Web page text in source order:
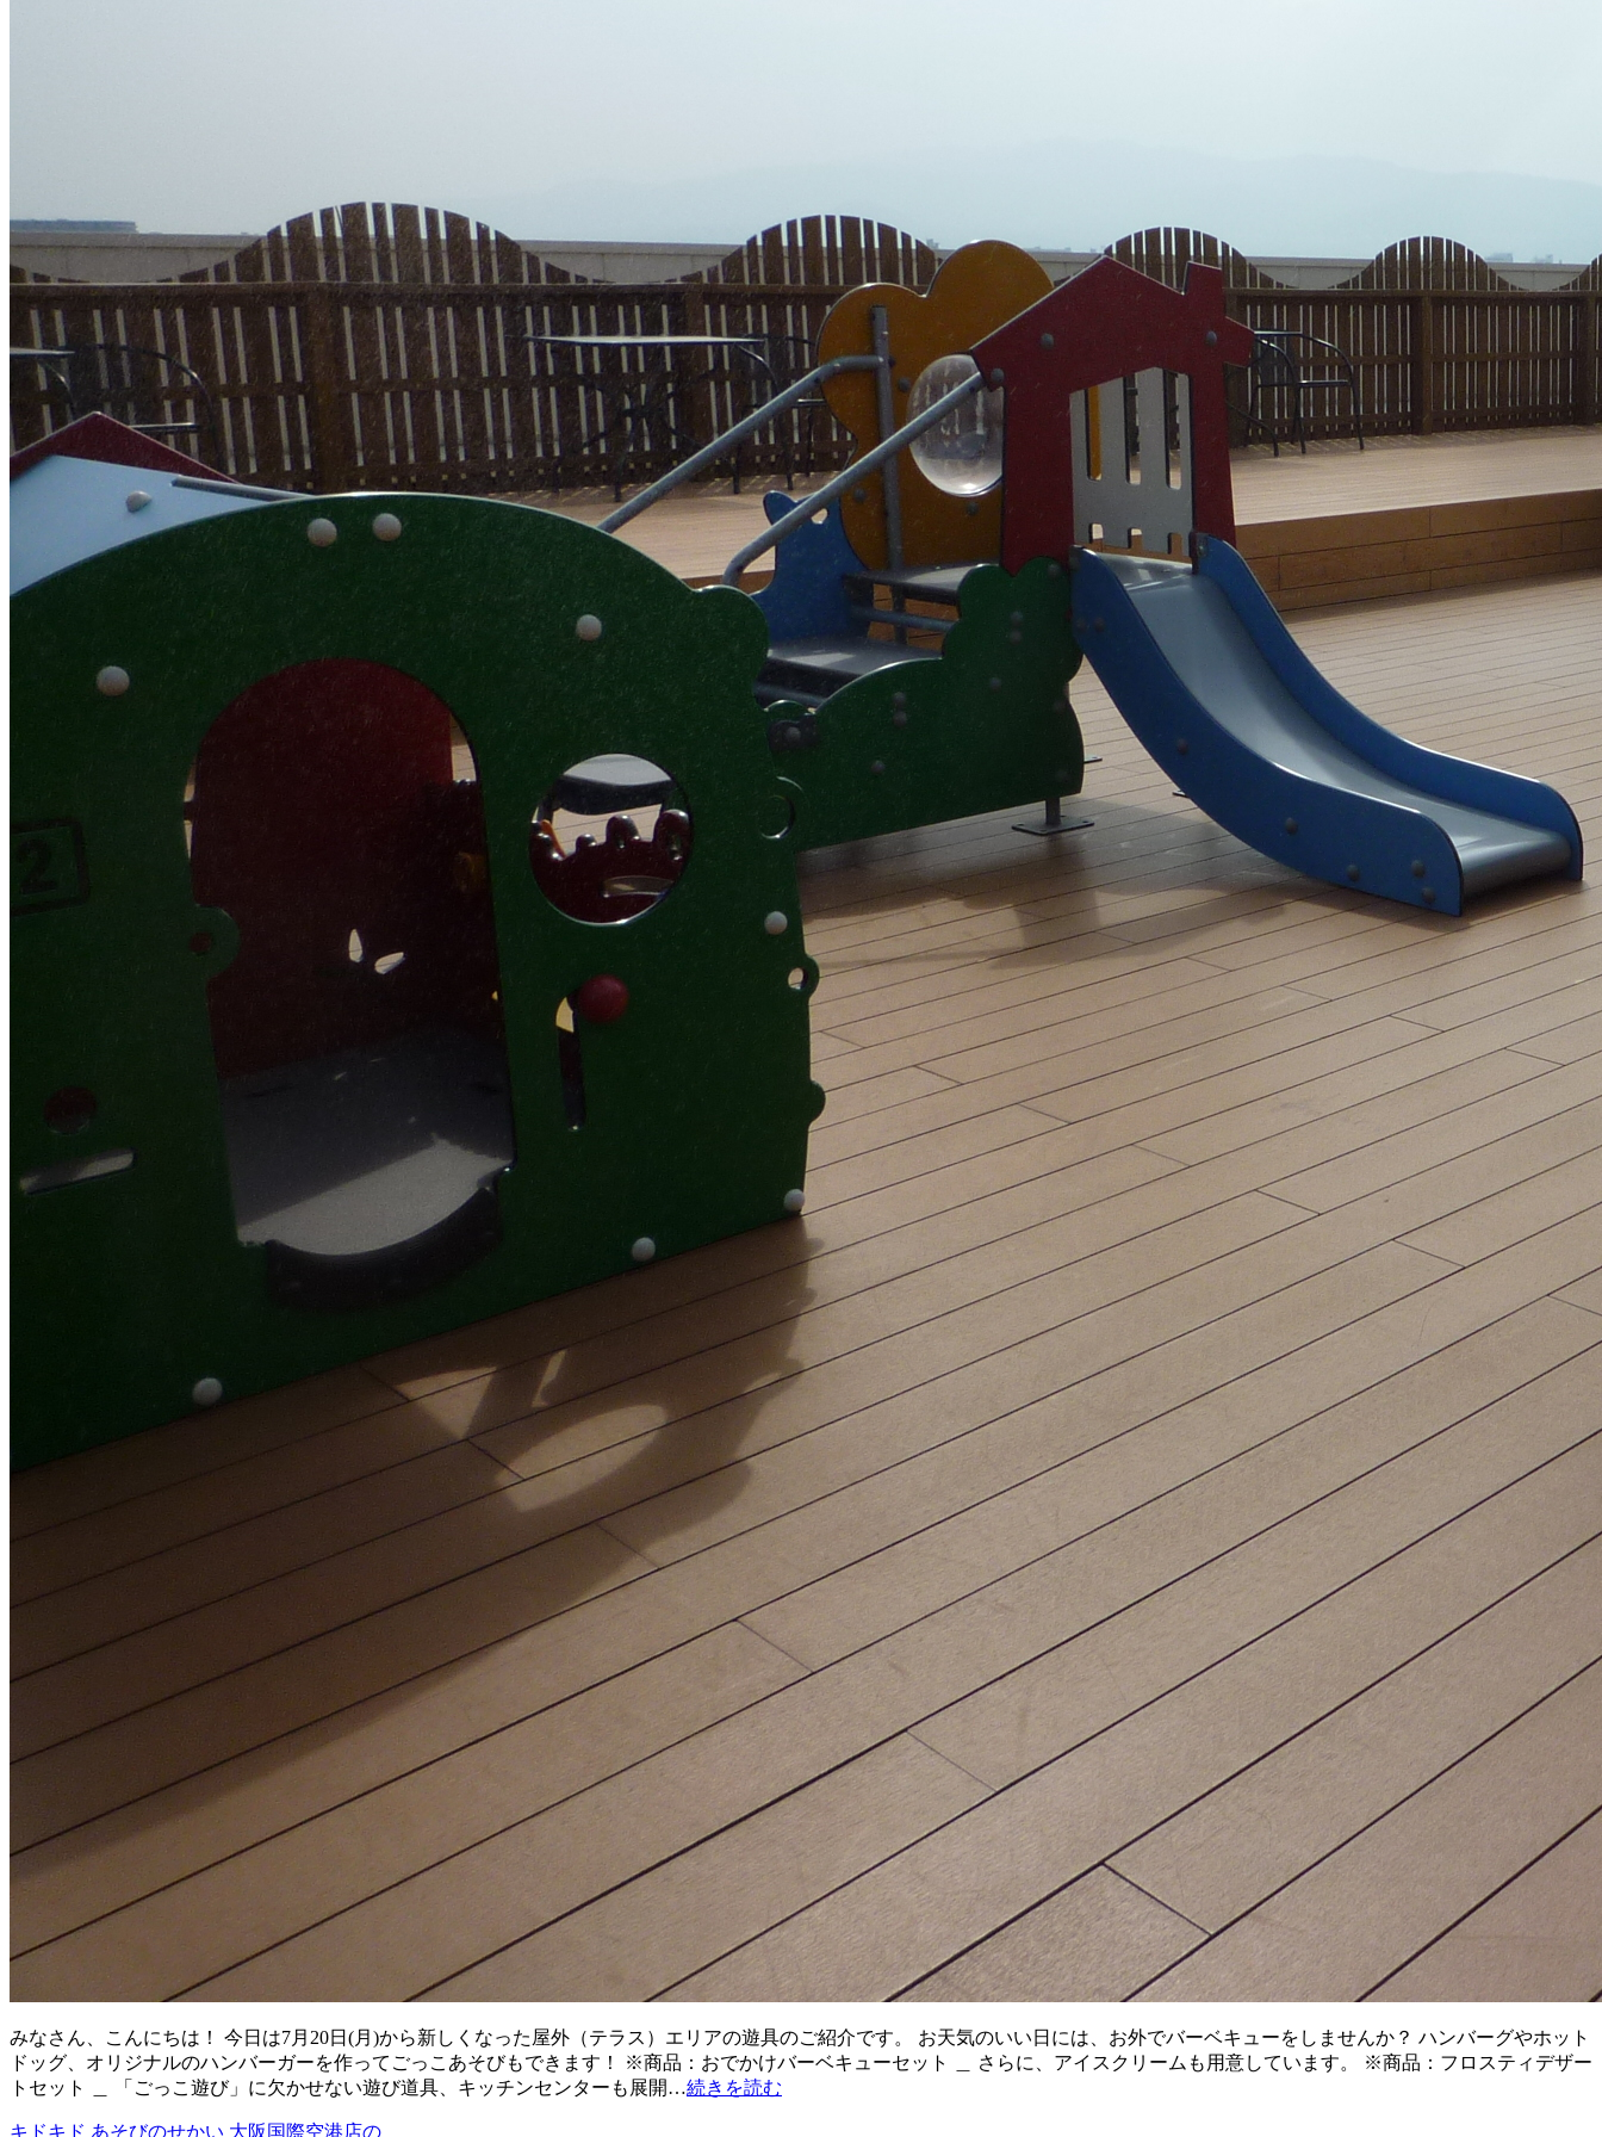
みなさん、こんにちは！ 今日は7月20日(月)から新しくなった屋外（テラス）エリアの遊具のご紹介です。 お天気のいい日には、お外でバーベキューをしませんか？ ハンバーグやホット
ドッグ、オリジナルのハンバーガーを作ってごっこあそびもできます！ ※商品：おでかけバーベキューセット ＿ さらに、アイスクリームも用意しています。 ※商品：フロスティデザー
トセット ＿ 「ごっこ遊び」に欠かせない遊び道具、キッチンセンターも展開…続きを読む
キドキド あそびのせかい 大阪国際空港店の